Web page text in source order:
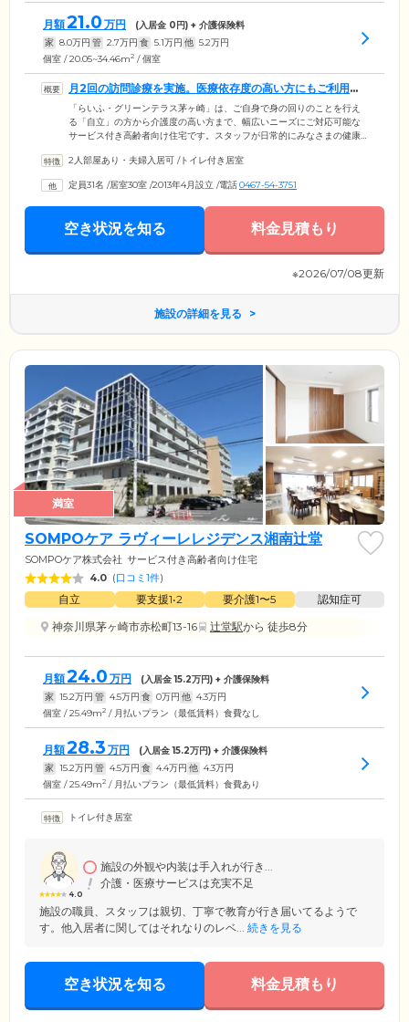
月額21.0 万円 (入居金 0円) + 介護保険料
家 8.0万円 管 2.7万円 食 5.1万円 他 5.2万円
個室 / 20.05~34.46m2 / 個室
月2回の訪問診療を実施。医療依存度の高い方にもご利用い
ただけます
「らいふ・グリーンテラス茅ヶ崎」は、ご自身で身の回りのことを行え
る「自立」の方から介護度の高い方まで、幅広いニーズにご対応可能な
サービス付き高齢者向け住宅です。スタッフが日常的にみなさまの健康
心をお届けします。居室内にはナースコールを完備していますので、急
併設のデイサービスでは、バラエティ豊かなレクリエーションはもちろ
ん、専門スタッフ指導のもとリハビリを実施。オリジナルのプランに沿
ていただけます。
2人部屋あり・夫婦入居可 /トイレ付き居室
定員31名 /居室30室 /2013年4月設立 /電話0467-54-3751
空き状況を知る 料金見積もり
※2026/07/08更新
施設の詳細を見る
満室
SOMPOケア ラヴィーレレジデンス湘南辻堂
SOMPOケア株式会社 サービス付き高齢者向け住宅
4.0 (口コミ1件)
自立 要支援1•2 要介護1〜5
認知症可
神奈川県茅ヶ崎市赤松町13-16
辻堂駅から 徒歩8分
月額24.0 万円 (入居金15.2万円) + 介護保険料
家 15.2万円 管 4.5万円 食 0万円 他 4.3万円
個室 / 25.49m2 / 月払いプラン（最低賃料）食費なし
月額28.3 万円 (入居金15.2万円) + 介護保険料
家 15.2万円 管 4.5万円 食 4.4万円 他 4.3万円
個室 / 25.49m2 / 月払いプラン（最低賃料）食費あり
トイレ付き居室
4.0
施設の外観や内装は手入れが行き...
介護・医療サービスは充実不足
施設の職員、スタッフは親切、丁寧で教育が行き届いてるようで
す。他入居者に関してはそれなりのレベ... 続きを見る
空き状況を知る 料金見積もり